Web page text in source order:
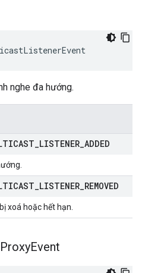
nghe đa hướng.
LISTENER ADDED
LISTENER REMOVED
xoá hoặc hết hạn.
ProxyEvent